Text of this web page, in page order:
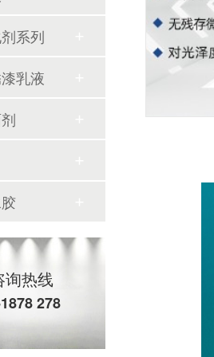
系列
乳液
询热线
278